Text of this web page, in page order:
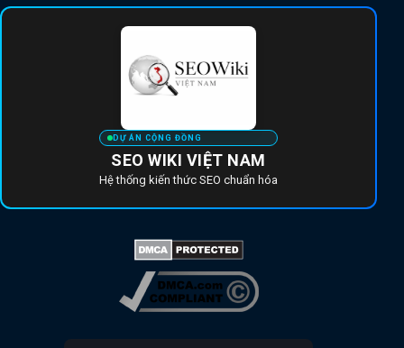
DỰ ÁN CỘNG ĐỒNG
SEO WIKI VIỆT NAM
Hệ thống kiến thức SEO chuẩn hóa